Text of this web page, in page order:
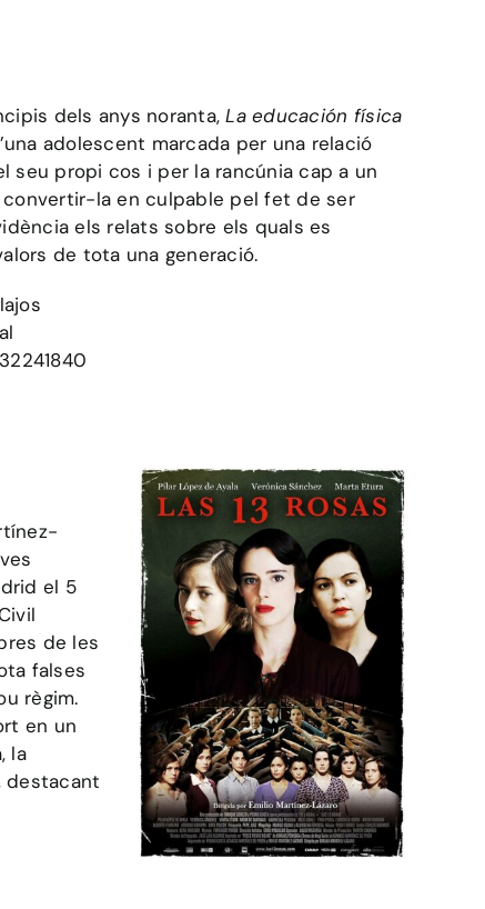
dels anys noranta,La educación física
adolescent marcada per una relació
seu propi cos i per la rancúnia cap a un
la en culpable pel fet de ser
els relats sobre els quals es
de tota una generació.
el 5
de les
falses
règim.
en un
la
destacant